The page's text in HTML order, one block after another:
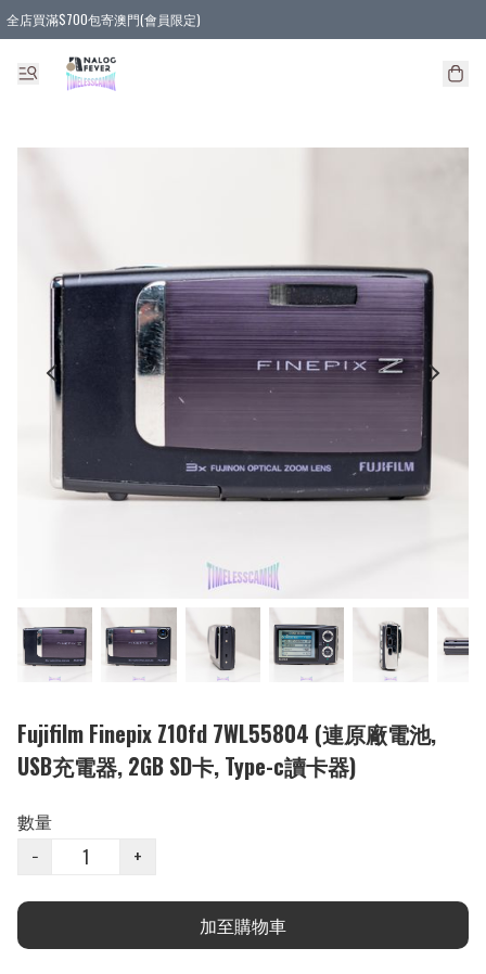
全店買滿$700包寄澳門(會員限定)
全店買滿3件貨品, 包寄順豐智能櫃/順豐站
全店買滿$580或5件貨品, 包寄順豐上門(會員限定)
Fujifilm Finepix Z10fd 7WL55804 (連原廠電池,
USB充電器, 2GB SD卡, Type-c讀卡器)
數量
−
+
加至購物車